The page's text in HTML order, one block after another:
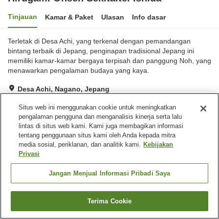
Tinjauan Kamar & Paket Ulasan Info dasar
Terletak di Desa Achi, yang terkenal dengan pemandangan
bintang terbaik di Jepang, penginapan tradisional Jepang ini
memiliki kamar-kamar bergaya terpisah dan panggung Noh, yang
menawarkan pengalaman budaya yang kaya.
Desa Achi, Nagano, Jepang
Luar biasa Ulasan:74
Fasilitas properti
Antar jemput
Beranda Jepang Nagano
Desa Achi
Hirugami Onsen Sekitaitei IshidaCari kamar
Situs web ini menggunakan cookie untuk meningkatkan
pengalaman pengguna dan menganalisis kinerja serta lalu
lintas di situs web kami. Kami juga membagikan informasi
tentang penggunaan situs kami oleh Anda kepada mitra
media sosial, periklanan, dan analitik kami. Kebijakan
Privasi
Jangan Menjual Informasi Pribadi Saya
Terima Cookie